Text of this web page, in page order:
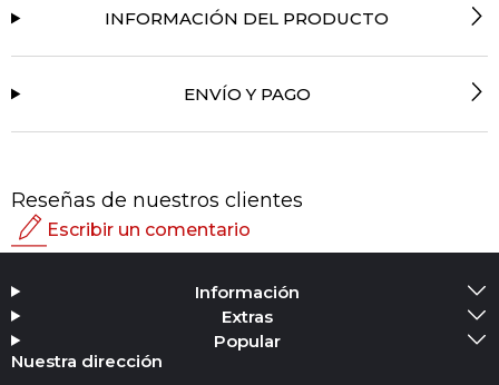
INFORMACIÓN DEL PRODUCTO
ENVÍO Y PAGO
Reseñas de nuestros clientes
Escribir un comentario
Agregar medios
Tu nombre
Información
Extras
Popular
Nuestra dirección